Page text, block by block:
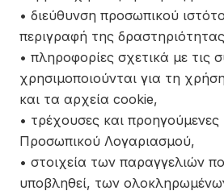
• διεύθυνση προσωπικού
περιγραφή της
• πληροφορίες σχετικά με τις
χρησιμοποιούνται για τη
και τα αρχεία cookie,
• τρέχουσες και προηγούμενες
Προσωπικού Λογαριασμού,
• στοιχεία των παραγγελιών
υποβληθεί, των